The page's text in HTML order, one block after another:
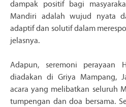
dampak positif bagi
Mandiri adalah wujud nyata
adaptif dan solutif dalam
jelasnya.
Adapun, seremoni perayaan
diadakan di Griya Mampang,
acara yang melibatkan seluruh
tumpengan dan doa bersama.